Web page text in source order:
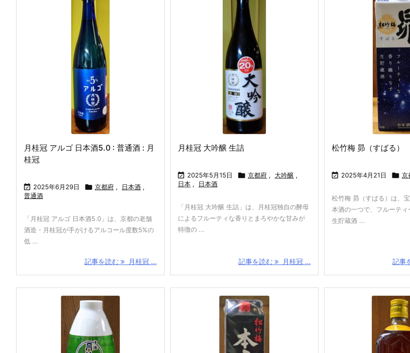
月桂冠 アルゴ 日本酒5.0 : 普通酒 : 月
桂冠
 2025年6月29日  京都府 , 日本酒 ,
普通酒
「月桂冠 アルゴ 日本酒5.0」は、京都の老舗
酒造・月桂冠が手がけるアルコール度数5%の
低 ...
記事を読む 月桂冠 ...
月桂冠 大吟醸 生詰
 2025年5月15日  京都府 , 大吟醸 ,
日本 , 日本酒
「月桂冠 大吟醸 生詰」は、月桂冠独自の酵母
によるフルーティな香りとまろやかな甘みが
特徴の ...
記事を読む 月桂冠 ...
松竹梅 昴（すばる）
 2025年4月21日  京
松竹梅 昴（すばる）は、
本酒の一つで、フルーテ
生貯蔵酒 ...
記事
モンテゴーサ(M
ontegoza) : 赤
ン
サン ミッシェ
ン : スペイン
セニョリオ デ バ
ラニーリョ(Señ
orío de Valden
真澄 純米吟醸 あ
吟醸 : 宮坂醸造
第3のビール:サ
フォルトゥナー
ヴィニヨン スペ
Sauvignon Sup
erior):赤ワイン:
チリ